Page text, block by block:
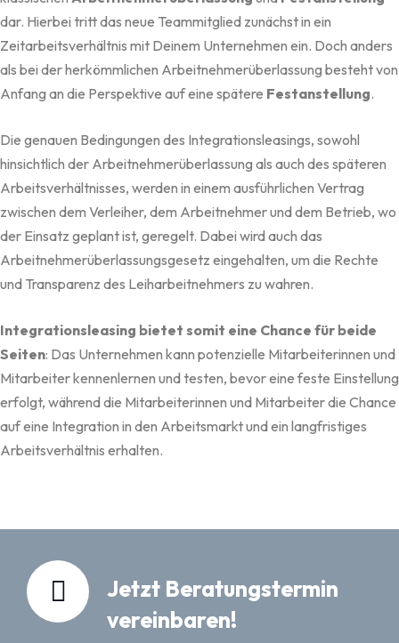
dar. Hierbei tritt das neue Teammitglied zunächst in ein
Zeitarbeitsverhältnis mit Deinem Unternehmen ein. Doch anders
als bei der herkömmlichen Arbeitnehmerüberlassung besteht von
Anfang an die Perspektive auf eine spätere Festanstellung.
Die genauen Bedingungen des Integrationsleasings, sowohl
hinsichtlich der Arbeitnehmerüberlassung als auch des späteren
Arbeitsverhältnisses, werden in einem ausführlichen Vertrag
zwischen dem Verleiher, dem Arbeitnehmer und dem Betrieb, wo
der Einsatz geplant ist, geregelt. Dabei wird auch das
Arbeitnehmerüberlassungsgesetz eingehalten, um die Rechte
und Transparenz des Leiharbeitnehmers zu wahren.
Integrationsleasing bietet somit eine Chance für beide
Seiten: Das Unternehmen kann potenzielle Mitarbeiterinnen und
Mitarbeiter kennenlernen und testen, bevor eine feste Einstellung
erfolgt, während die Mitarbeiterinnen und Mitarbeiter die Chance
auf eine Integration in den Arbeitsmarkt und ein langfristiges
Arbeitsverhältnis erhalten.
Jetzt Beratungstermin
vereinbaren!